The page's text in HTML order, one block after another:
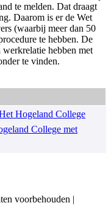
te melden. Dat draagt
Daarom is er de Wet
(waarbij meer dan 50
te hebben. De
hebben met
te vinden.
Hogeland College
College met
voorbehouden |